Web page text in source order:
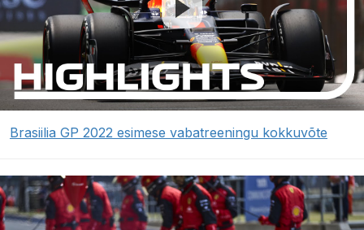
Brasiilia GP 2022 esimese vabatreeningu kokkuvõte